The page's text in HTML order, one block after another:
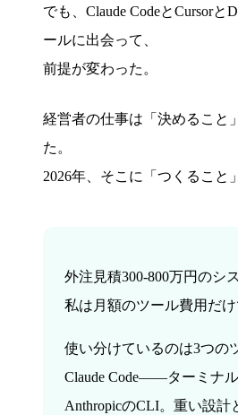
でも、Claude CodeとCursorと
ールに出会って、
前提が変わった。
経営者の仕事は「決めること
た。
2026年、そこに「つくること
外注見積300-800万円のシ
私は月額のツール費用だけ
使い分けているのは3つの
Claude Code——ターミナル
AnthropicのCLI。重い設計